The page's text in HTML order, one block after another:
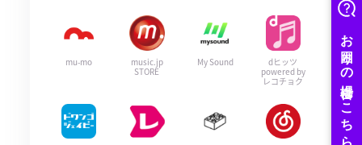
mu-mo
music.jp
STORE
My Sound
dヒッツ
powered by
レコチョク